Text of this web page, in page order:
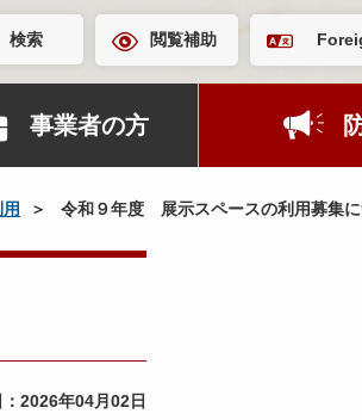
検索 閲覧補助
事業者の方
令和９年度 展示スペースの利用募集に
2026年04月02日